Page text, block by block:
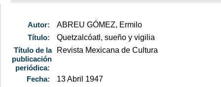
Autor:
ABREU GÓMEZ, Ermilo
Título:
Quetzalcóatl, sueño y vigilia
Título de la
publicación
periódica:
Revista Mexicana de Cultura
Fecha:
13 Abril 1947